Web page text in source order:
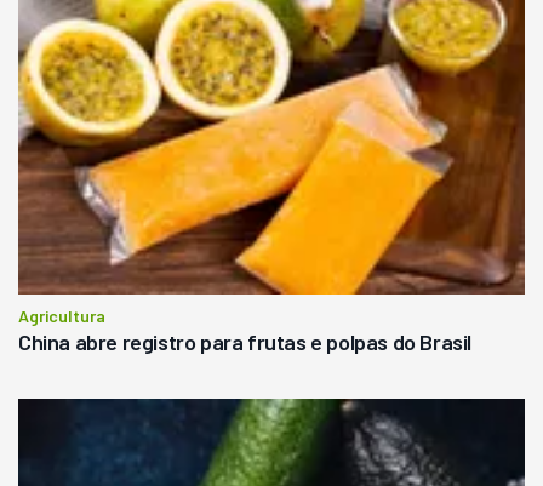
Agricultura
China abre registro para frutas e polpas do Brasil